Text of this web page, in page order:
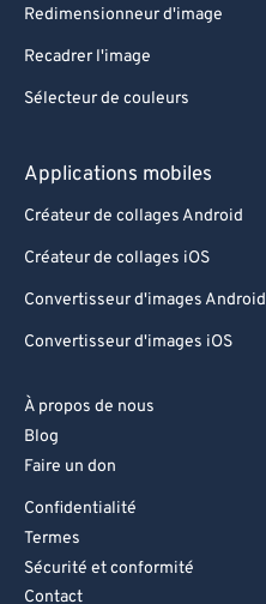
Redimensionneur d'image
Recadrer l'image
Sélecteur de couleurs
Applications mobiles
Créateur de collages Android
Créateur de collages iOS
Convertisseur d'images Android
Convertisseur d'images iOS
À propos de nous
Blog
Faire un don
Confidentialité
Termes
Sécurité et conformité
Contact